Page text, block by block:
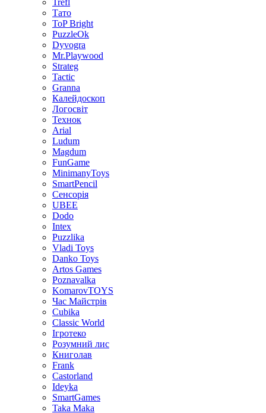
Trefl
Тато
ToP Bright
PuzzleOk
Dyvogra
Mr.Playwood
Strateg
Tactic
Granna
Калейдоскоп
Логосвіт
Технок
Arial
Ludum
Magdum
FunGame
MinimanyToys
SmartPencil
Сенсорія
UBEE
Dodo
Intex
Puzzlika
Vladi Toys
Danko Toys
Artos Games
Poznavalka
KomarovTOYS
Час Майстрів
Cubika
Classic World
Ігротеко
Розумний лис
Книголав
Frank
Castorland
Ideyka
SmartGames
Taka Maka